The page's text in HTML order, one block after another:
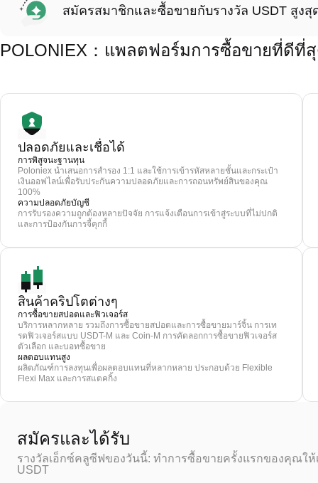
สมัครสมาชิกและซื้อขายกับรางวัล USDT สูงสุ
POLONIEX：แพลตฟอร์มการซื้อขายที่ดีที่สุ
ปลอดภัยและเชื่อได้
การพิสูจนะฐานทุน
Poloniex นำเสนอการสำรอง 1:1 และใช้การเข้ารหัสหลายชั้นและกระเป๋า
เงินออฟไลน์เพื่อรับประกันความปลอดภัยและการถอนทรัพย์สินของคุณ
100%
ความปลอดภัยบัญชี
การรับรองความถูกต้องหลายปัจจัย การแจ้งเตือนการเข้าสู่ระบบที่ไม่ปกติ
และการป้องกันการจี้คุกกี้
สินค้าคริปโตต่างๆ
การซื้อขายสปอตและฟิวเจอร์ส
บริการหลากหลาย รวมถึงการซื้อขายสปอตและการซื้อขายมาร์จิ้น การเท
รดฟิวเจอร์สแบบ USDT-M และ Coin-M การคัดลอกการซื้อขายฟิวเจอร์ส
ตัวเลือก และบอทซื้อขาย
ผลตอบแทนสูง
ผลิตภัณฑ์การลงทุนเพื่อผลตอบแทนที่หลากหลาย ประกอบด้วย Flexible
Flexi Max และการสแตคกิ้ง
สมัครและได้รับ
รางวัลเอ็กซ์คลูซีฟของวันนี้: ทำการซื้อขายครั้งแรกของคุณใ
USDT